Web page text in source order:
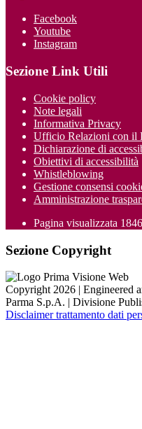
Facebook
Youtube
Instagram
Sezione Link Utili
Cookie policy
Note legali
Informativa Privacy
Ufficio Relazioni con il
Dichiarazione di
Obiettivi di accessibilità
Whistleblowing
Gestione consensi
Amministrazione
Pagina visualizzata
Sezione Copyright
Copyright 2026 | Engineered
Parma S.p.A. | Divisione
Disclaimer trattamento dati